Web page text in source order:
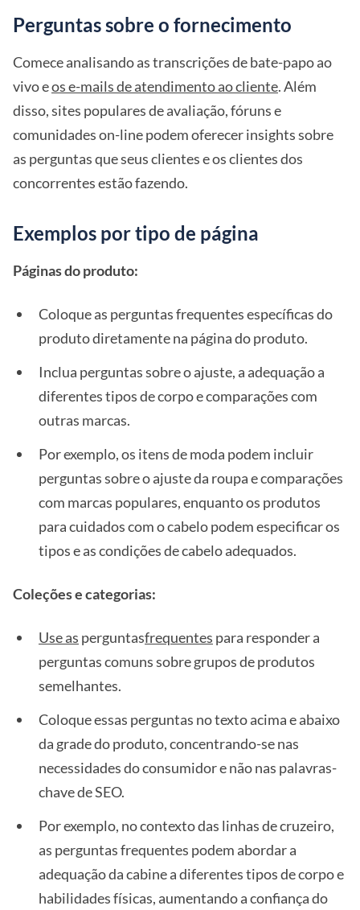
Perguntas sobre o fornecimento
Comece analisando as transcrições de bate-papo ao
vivo eos e-mails de atendimento ao cliente. Além
disso, sites populares de avaliação, fóruns e
comunidades on-line podem oferecer insights sobre
as perguntas que seus clientes e os clientes dos
concorrentes estão fazendo.
Exemplos por tipo de página
Páginas do produto:
Coloque as perguntas frequentes específicas do
produto diretamente na página do produto.
Inclua perguntas sobre o ajuste, a adequação a
diferentes tipos de corpo e comparações com
outras marcas.
Por exemplo, os itens de moda podem incluir
perguntas sobre o ajuste da roupa e comparações
com marcas populares, enquanto os produtos
para cuidados com o cabelo podem especificar os
tipos e as condições de cabelo adequados.
Coleções e categorias:
Use as perguntasfrequentes para responder a
perguntas comuns sobre grupos de produtos
semelhantes.
Coloque essas perguntas no texto acima e abaixo
da grade do produto, concentrando-se nas
necessidades do consumidor e não nas palavras-
chave de SEO.
Por exemplo, no contexto das linhas de cruzeiro,
as perguntas frequentes podem abordar a
adequação da cabine a diferentes tipos de corpo e
habilidades físicas, aumentando a confiança do